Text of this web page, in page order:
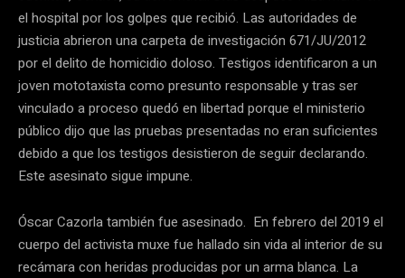
el hospital por los golpes que recibió. Las autoridades de
justicia abrieron una carpeta de investigación 671/JU/2012
por el delito de homicidio doloso. Testigos identificaron a un
joven mototaxista como presunto responsable y tras ser
vinculado a proceso quedó en libertad porque el ministerio
público dijo que las pruebas presentadas no eran suficientes
debido a que los testigos desistieron de seguir declarando.
Este asesinato sigue impune.
Óscar Cazorla también fue asesinado. En febrero del 2019 el
cuerpo del activista muxe fue hallado sin vida al interior de su
recámara con heridas producidas por un arma blanca. La